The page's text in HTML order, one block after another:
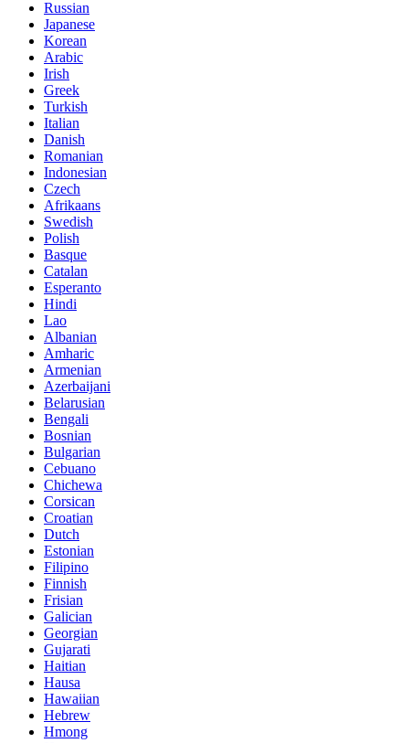
Russian
Japanese
Korean
Arabic
Irish
Greek
Turkish
Italian
Danish
Romanian
Indonesian
Czech
Afrikaans
Swedish
Polish
Basque
Catalan
Esperanto
Hindi
Lao
Albanian
Amharic
Armenian
Azerbaijani
Belarusian
Bengali
Bosnian
Bulgarian
Cebuano
Chichewa
Corsican
Croatian
Dutch
Estonian
Filipino
Finnish
Frisian
Galician
Georgian
Gujarati
Haitian
Hausa
Hawaiian
Hebrew
Hmong